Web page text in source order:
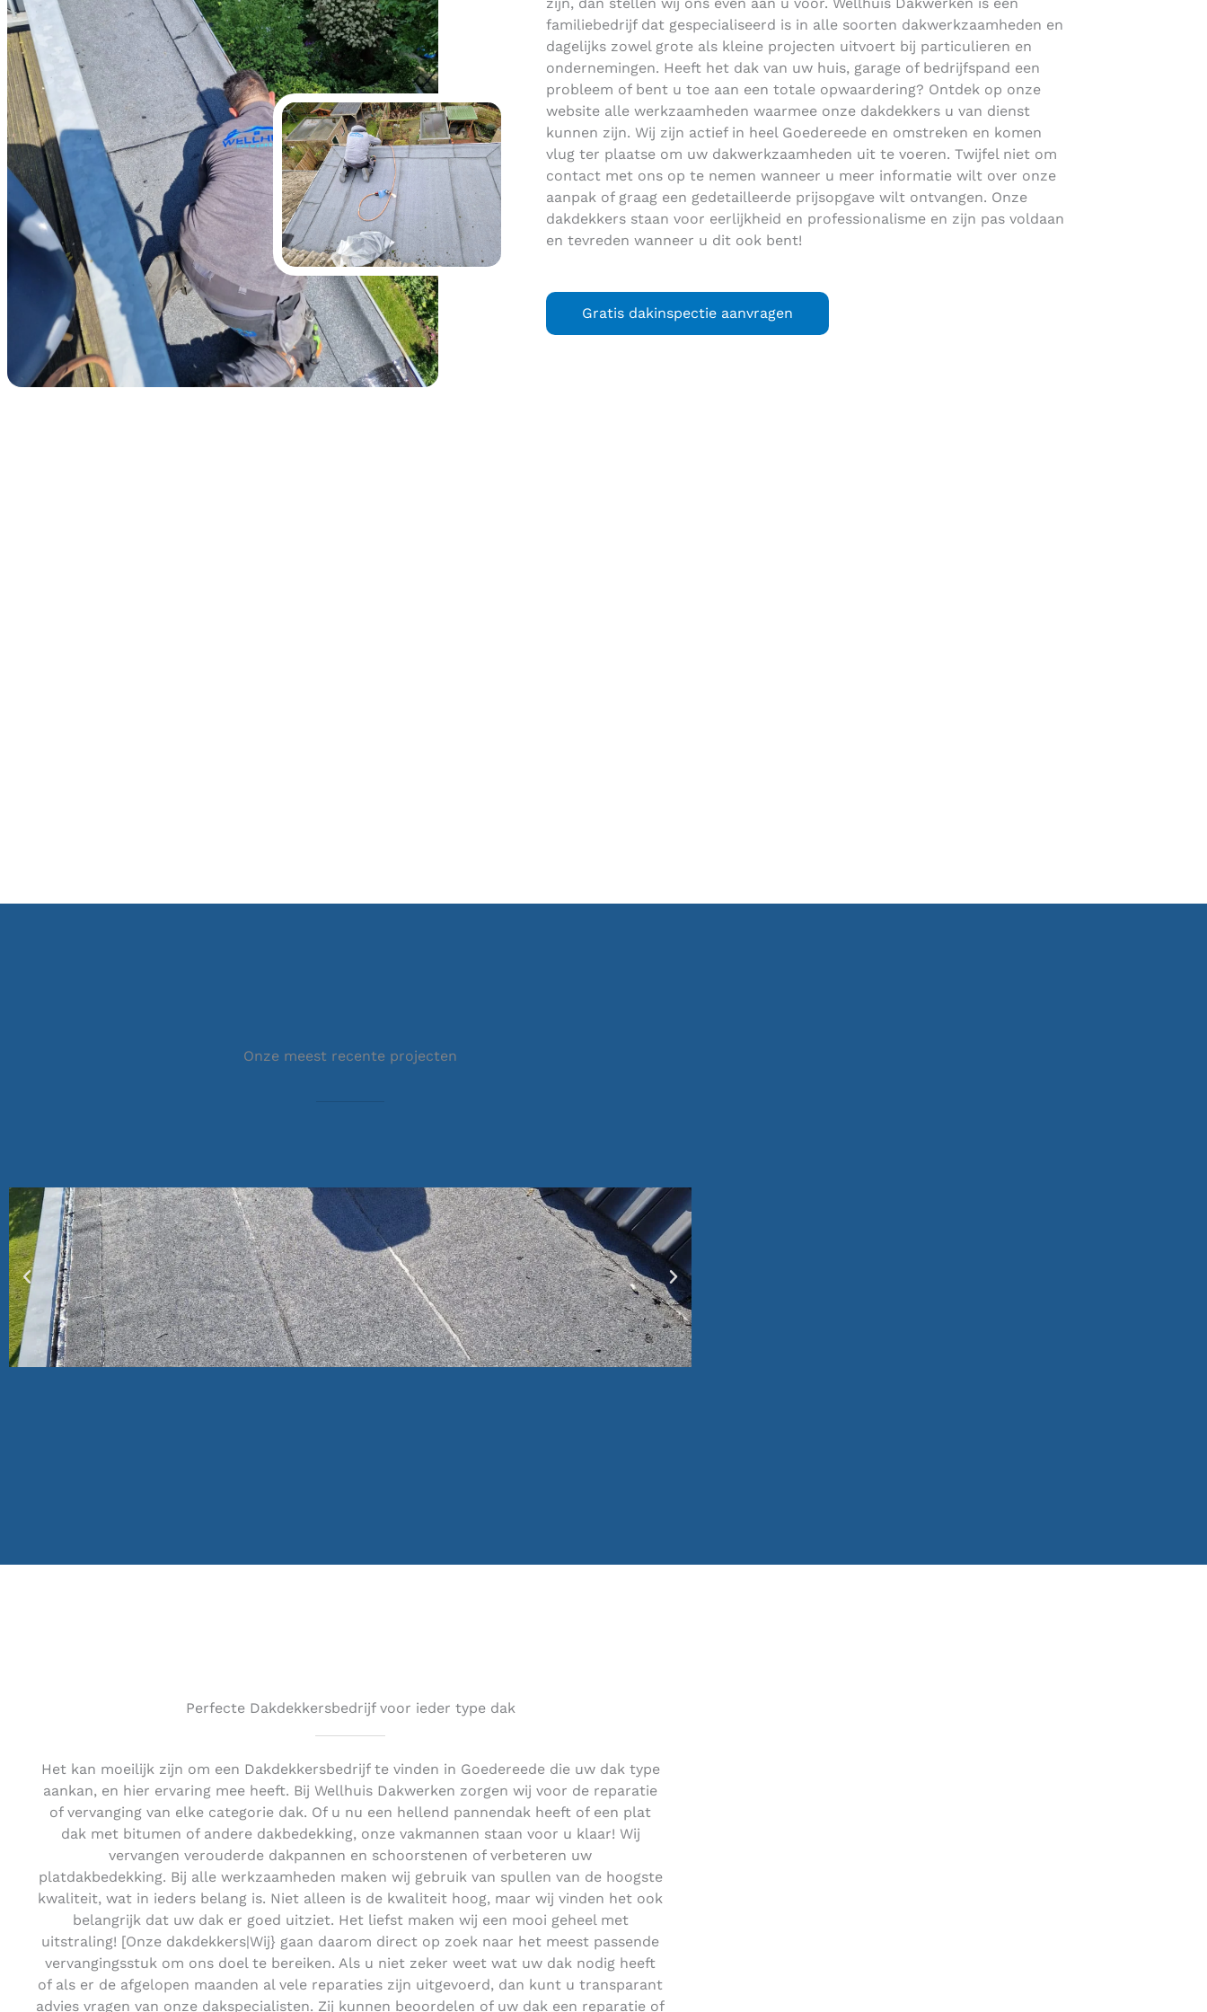
familiebedrijf dat gespecialiseerd is in alle soorten dakwerkzaamheden en
dagelijks zowel grote als kleine projecten uitvoert bij particulieren en
ondernemingen. Heeft het dak van uw huis, garage of bedrijfspand een
probleem of bent u toe aan een totale opwaardering? Ontdek op onze
website alle werkzaamheden waarmee onze dakdekkers u van dienst
kunnen zijn. Wij zijn actief in heel Goedereede en omstreken en komen
vlug ter plaatse om uw dakwerkzaamheden uit te voeren. Twijfel niet om
contact met ons op te nemen wanneer u meer informatie wilt over onze
aanpak of graag een gedetailleerde prijsopgave wilt ontvangen. Onze
dakdekkers staan voor eerlijkheid en professionalisme en zijn pas voldaan
en tevreden wanneer u dit ook bent!
Gratis dakinspectie aanvragen
Onze meest recente projecten
Perfecte Dakdekkersbedrijf voor ieder type dak
Het kan moeilijk zijn om een Dakdekkersbedrijf te vinden in Goedereede die uw dak type
aankan, en hier ervaring mee heeft. Bij Wellhuis Dakwerken zorgen wij voor de reparatie
of vervanging van elke categorie dak. Of u nu een hellend pannendak heeft of een plat
dak met bitumen of andere dakbedekking, onze vakmannen staan voor u klaar! Wij
vervangen verouderde dakpannen en schoorstenen of verbeteren uw
platdakbedekking. Bij alle werkzaamheden maken wij gebruik van spullen van de hoogste
kwaliteit, wat in ieders belang is. Niet alleen is de kwaliteit hoog, maar wij vinden het ook
belangrijk dat uw dak er goed uitziet. Het liefst maken wij een mooi geheel met
uitstraling! [Onze dakdekkers|Wij} gaan daarom direct op zoek naar het meest passende
vervangingsstuk om ons doel te bereiken. Als u niet zeker weet wat uw dak nodig heeft
of als er de afgelopen maanden al vele reparaties zijn uitgevoerd, dan kunt u transparant
advies vragen van onze dakspecialisten. Zij kunnen beoordelen of uw dak een reparatie of